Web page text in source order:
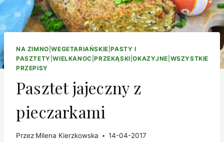
NA ZIMNO |WEGETARIAŃSKIE |PASTY I
PASZTETY |WIELKANOC |PRZEKĄSKI |OKAZYJNE WSZYSTKIE
PRZEPISY
Pasztet jajeczny z
pieczarkami
Przez Milena Kierzkowska 14-04-2017